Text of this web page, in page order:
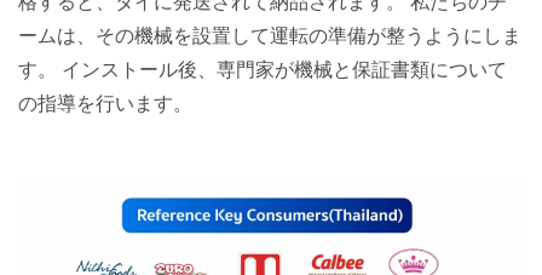
ームは、その機械を設置して運転の準備が整うようにしま
す。 インストール後、専門家が機械と保証書類について
の指導を行います。